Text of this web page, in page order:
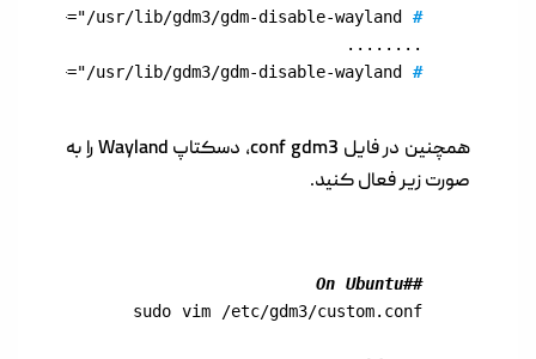
#
........
#
همچنین در فایل conf gdm3، دسکتاپ Wayland را به
صورت زیر فعال کنید.
##On Ubuntu